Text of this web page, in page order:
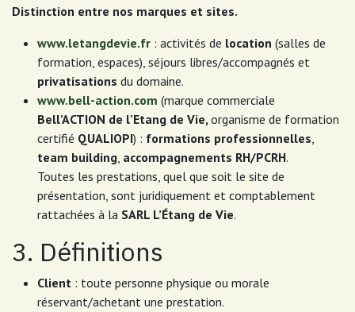
Distinction entre nos marques et sites.
www.letangdevie.fr : activités de location (salles de
formation, espaces), séjours libres/accompagnés et
privatisations du domaine.
www.bell-action.com (marque commerciale
Bell’ACTION de l'Etang de Vie, organisme de formation
certifié QUALIOPI) : formations professionnelles,
team building, accompagnements RH/PCRH.
Toutes les prestations, quel que soit le site de
présentation, sont juridiquement et comptablement
rattachées à la SARL L’Étang de Vie.
3. Définitions
Client : toute personne physique ou morale
réservant/achetant une prestation.